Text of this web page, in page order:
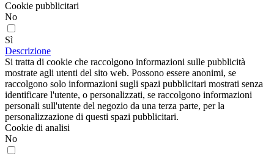
Cookie pubblicitari
No
Sì
Descrizione
Si tratta di cookie che raccolgono informazioni sulle pubblicità
mostrate agli utenti del sito web. Possono essere anonimi, se
raccolgono solo informazioni sugli spazi pubblicitari mostrati senza
identificare l'utente, o personalizzati, se raccolgono informazioni
personali sull'utente del negozio da una terza parte, per la
personalizzazione di questi spazi pubblicitari.
Cookie di analisi
No